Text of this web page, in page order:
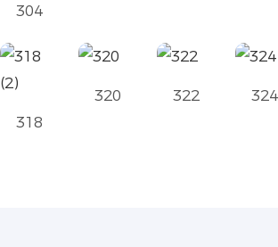
304
318
320 322
324